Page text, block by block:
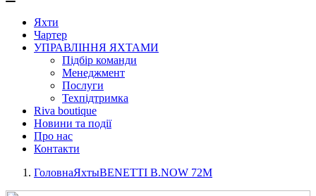
Яхти
Чартер
УПРАВЛІННЯ ЯХТАМИ
Підбір команди
Менеджмент
Послуги
Техпідтримка
Riva boutique
Новини та події
Про нас
Контакти
ГоловнаЯхтыBENETTI B.NOW 72M